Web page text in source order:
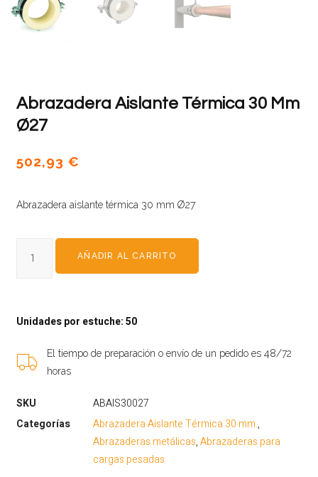
Abrazadera Aislante Térmica 30 Mm
Ø27
502,93€
Abrazadera aislante térmica 30 mm Ø27
AÑADIR AL CARRITO
Unidades por estuche: 50
El tiempo de preparación o envío de un pedido es 48/72
horas
SKU
ABAIS30027
Categorías
Abrazadera Aislante Térmica 30 mm.,
Abrazaderas metálicas,Abrazaderas para
cargas pesadas